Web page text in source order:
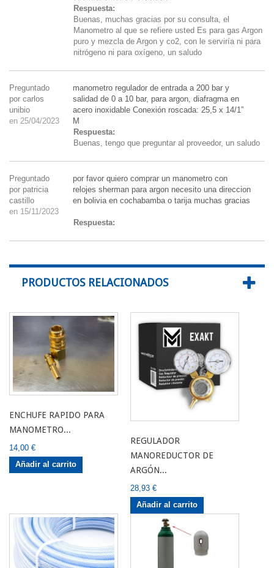
Respuesta:
Buenas, muchas gracias por su consulta, el
Manometro al que se refiere usted Es para gas Argon
puro y mezcla de Argon y co2, con le serviría ni para
nitrógeno ni para oxígeno, un saludo
Preguntado
por carlos
unibio
en 25/04/2023
manometro regulador de entrada a 200 bar y
salidad de 0 a 10 bar, para argon, diafragma en
acero inoxidable Conexión roscada: 25,5 x 14/1”
M
Respuesta:
Buenas, tengo que preguntar al proveedor, un saludo
Preguntado
por patricia
castillo
en 15/11/2023
por favor quiero comprar un manometro con
relojes sherman para argon necesito una direccion
en bolivia en cochabamba o tarija muchas gracias
Respuesta:
PRODUCTOS RELACIONADOS
ENCHUFE RAPIDO PARA
MANOMETRO...
14,00 €
Añadir al carrito
REGULADOR
MANOREDUCTOR DE
ARGÓN...
28,93 €
Añadir al carrito